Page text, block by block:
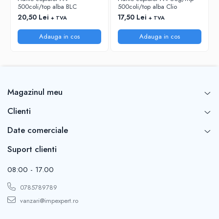
RIGLE
COMUNICARE & PREZENTARE
FLIPCHART
SISTEME DE AFISARE SI DE
VIDEOPROIECTOARE
ECRANE DE PROTECTIE SI ACCESORII
ECUSOANE
TEHNICA DE BIROU
500coli/top alba BLC
20,50 Lei + TVA
Adauga in cos
500coli/top alba Clio
17,50 Lei + TVA
Adauga in cos
Magazinul meu
Clienti
Date comerciale
Suport clienti
08:00 - 17.00
0785789789
vanzari@impexpert.ro